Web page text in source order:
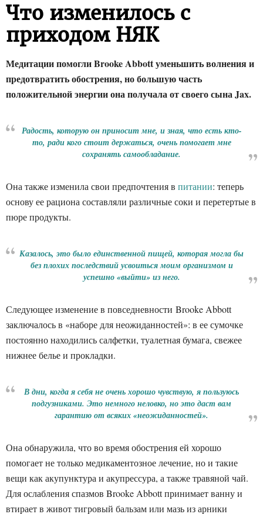
Что изменилось с
приходом НЯК
Медитации помогли Brooke Abbott уменьшить волнения и
предотвратить обострения, но большую часть
положительной энергии она получала от своего сына Jax.
Радость, которую он приносит мне, и зная, что есть кто-
то, ради кого стоит держаться, очень помогает мне
сохранять самообладание.
Она также изменила свои предпочтения в питании: теперь
основу ее рациона составляли различные соки и перетертые в
пюре продукты.
Казалось, это было единственной пищей, которая могла бы
без плохих последствий усвоиться моим организмом и
успешно «выйти» из него.
Следующее изменение в повседневности Brooke Abbott
заключалось в «наборе для неожиданностей»: в ее сумочке
постоянно находились салфетки, туалетная бумага, свежее
нижнее белье и прокладки.
В дни, когда я себя не очень хорошо чувствую, я пользуюсь
подгузниками. Это немного неловко, но это даст вам
гарантию от всяких «неожиданностей».
Она обнаружила, что во время обострения ей хорошо
помогает не только медикаментозное лечение, но и такие
вещи как акупунктура и акупрессура, а также травяной чай.
Для ослабления спазмов Brooke Abbott принимает ванну и
втирает в живот тигровый бальзам или мазь из арники